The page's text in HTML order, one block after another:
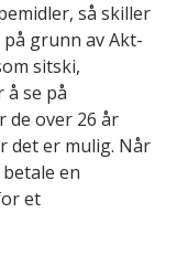
så skiller
grunn av Akt-
sitski,
å se på
de over 26 år
det er mulig. Når
en
et